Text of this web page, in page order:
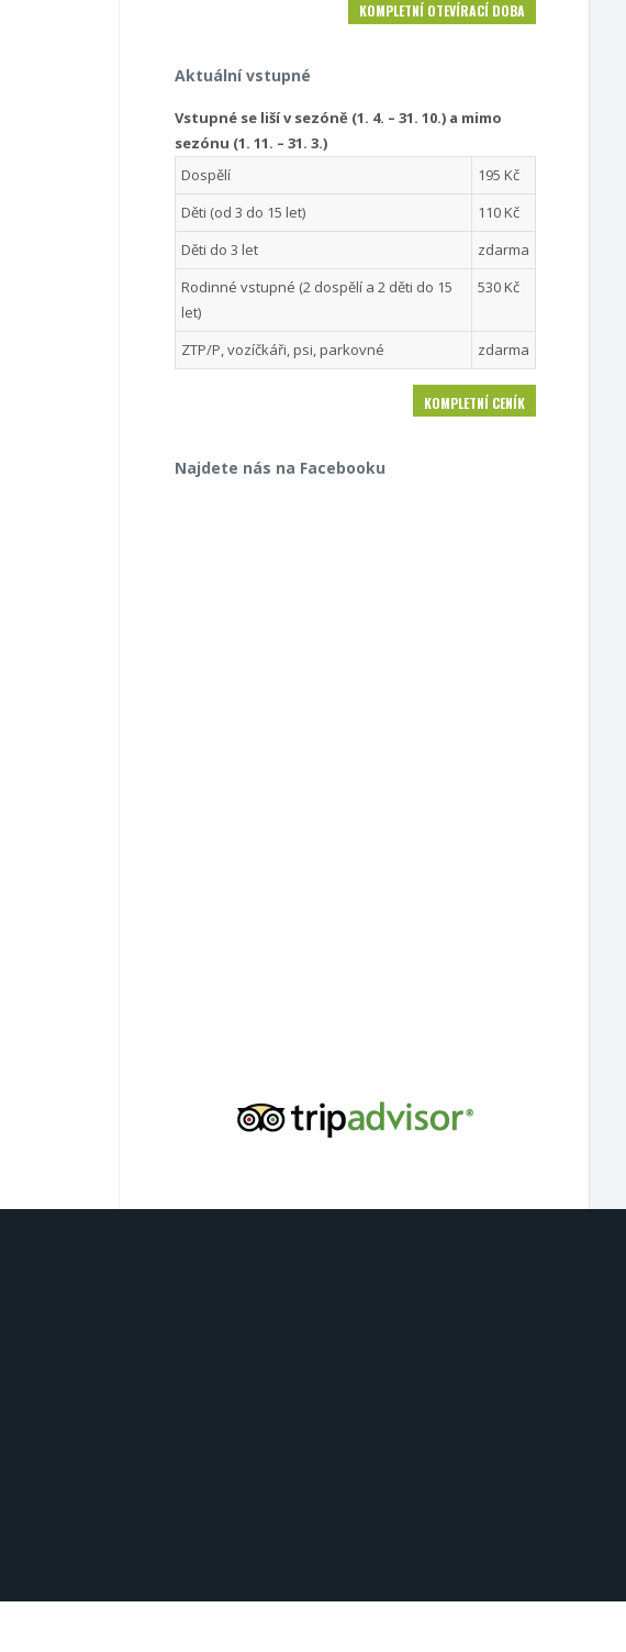
KOMPLETNÍ OTEVÍRACÍ DOBA
Aktuální vstupné
Vstupné se liší v sezóně (1. 4. – 31. 10.) a mimo
sezónu (1. 11. – 31. 3.)
Dospělí
195 Kč
Děti (od 3 do 15 let)
110 Kč
Děti do 3 let
zdarma
Rodinné vstupné (2 dospělí a 2 děti do 15
let)
530 Kč
ZTP/P, vozíčkáři, psi, parkovné zdarma
KOMPLETNÍ CENÍK
Najdete nás na Facebooku